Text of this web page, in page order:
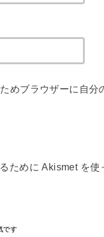
めブラウザーに自分
ために Akismet を使